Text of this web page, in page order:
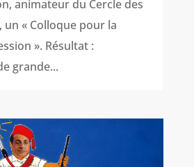
animateur du Cercle des
un « Colloque pour la
». Résultat :
grande...